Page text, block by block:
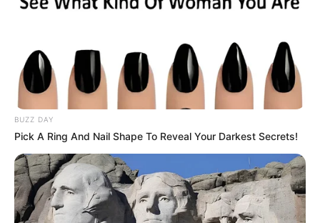
BUZZ DAY
Pick A Ring And Nail Shape To Reveal Your Darkest Secrets!